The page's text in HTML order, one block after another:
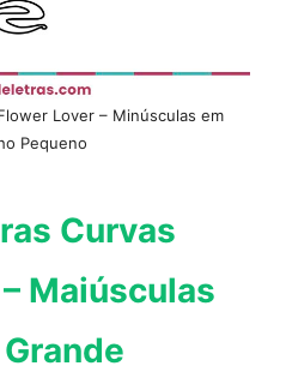
Lover – Minúsculas em
Pequeno
Curvas
Maiúsculas